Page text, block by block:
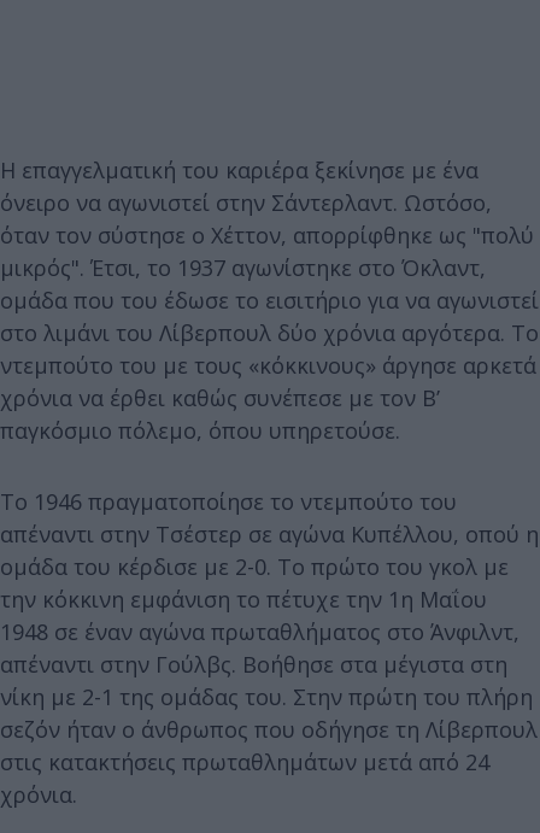
Η επαγγελματική του καριέρα ξεκίνησε με ένα
όνειρο να αγωνιστεί στην Σάντερλαντ. Ωστόσο,
όταν τον σύστησε ο Χέττον, απορρίφθηκε ως "πολύ
μικρός". Έτσι, το 1937 αγωνίστηκε στο Όκλαντ,
ομάδα που του έδωσε το εισιτήριο για να αγωνιστεί
στο λιμάνι του Λίβερπουλ δύο χρόνια αργότερα. Το
ντεμπούτο του με τους «κόκκινους» άργησε αρκετά
χρόνια να έρθει καθώς συνέπεσε με τον Β’
παγκόσμιο πόλεμο, όπου υπηρετούσε.
Το 1946 πραγματοποίησε το ντεμπούτο του
απέναντι στην Τσέστερ σε αγώνα Κυπέλλου, οπού η
ομάδα του κέρδισε με 2-0. Το πρώτο του γκολ με
την κόκκινη εμφάνιση το πέτυχε την 1η Μαΐου
1948 σε έναν αγώνα πρωταθλήματος στο Άνφιλντ,
απέναντι στην Γούλβς. Βοήθησε στα μέγιστα στη
νίκη με 2-1 της ομάδας του. Στην πρώτη του πλήρη
σεζόν ήταν ο άνθρωπος που οδήγησε τη Λίβερπουλ
στις κατακτήσεις πρωταθλημάτων μετά από 24
χρόνια.